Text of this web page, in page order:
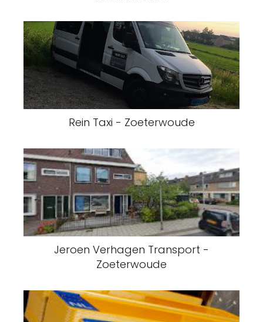
Rein Taxi - Zoeterwoude
Jeroen Verhagen Transport -
Zoeterwoude